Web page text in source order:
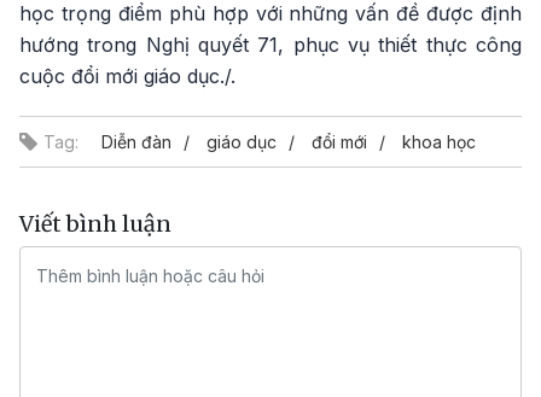
học trọng điểm phù hợp với những vấn đề được định
hướng trong Nghị quyết 71, phục vụ thiết thực công
cuộc đổi mới giáo dục./.
Tag: Diễn đàn giáo dục đổi mới khoa học
Viết bình luận